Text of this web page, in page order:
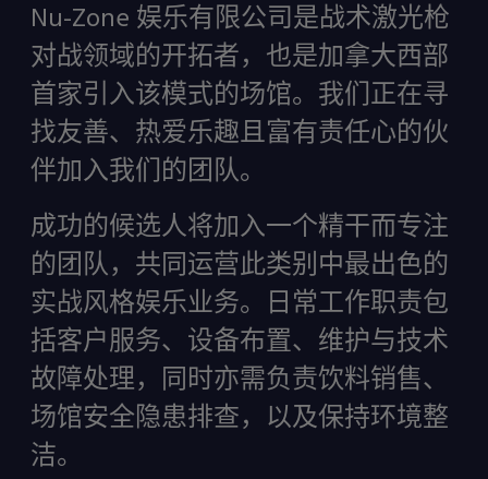
Nu-Zone 娱乐有限公司是战术激光枪
对战领域的开拓者，也是加拿大西部
首家引入该模式的场馆。我们正在寻
找友善、热爱乐趣且富有责任心的伙
伴加入我们的团队。
成功的候选人将加入一个精干而专注
的团队，共同运营此类别中最出色的
实战风格娱乐业务。日常工作职责包
括客户服务、设备布置、维护与技术
故障处理，同时亦需负责饮料销售、
场馆安全隐患排查，以及保持环境整
洁。